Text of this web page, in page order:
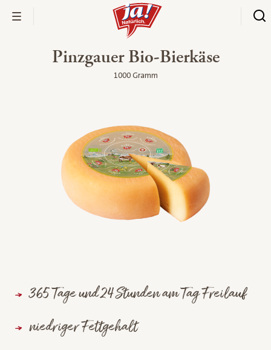
Pinzgauer Bio-Bierkäse
1000 Gramm
365 Tage und 24 Stunden am Tag Freilauf
niedriger Fettgehalt